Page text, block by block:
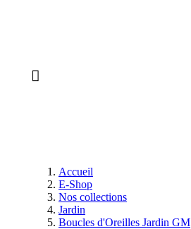
Accueil
E-Shop
Nos collections
Jardin
Boucles d'Oreilles Jardin GM